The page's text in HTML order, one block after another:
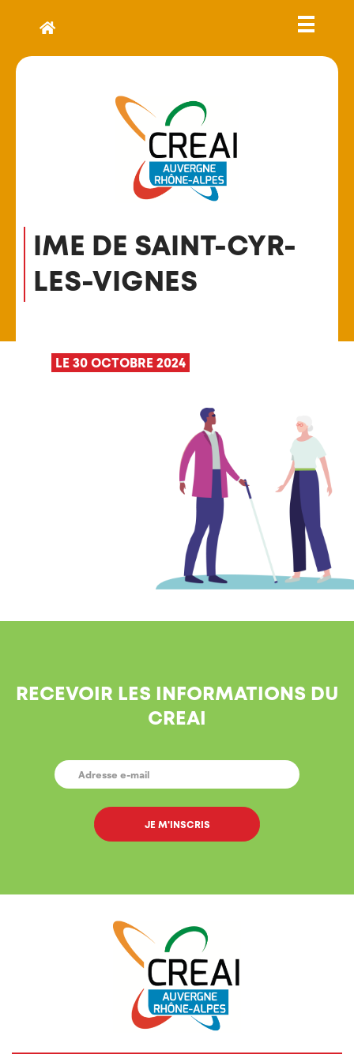
IME DE SAINT-CYR-
LES-VIGNES
LE 30 OCTOBRE 2024
RECEVOIR LES INFORMATIONS DU
CREAI
E-
MAIL *